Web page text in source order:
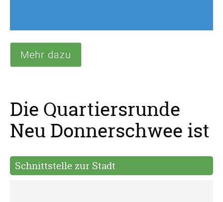
Mehr dazu
Die Quartiersrunde
Neu Donnerschwee ist
Schnittstelle zur Stadt